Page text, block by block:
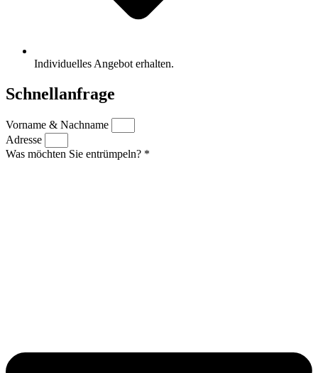
Individuelles Angebot erhalten.
Schnellanfrage
Vorname & Nachname
Adresse
Was möchten Sie entrümpeln? *